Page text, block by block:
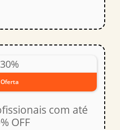
30%
Oferta
com até
OFF